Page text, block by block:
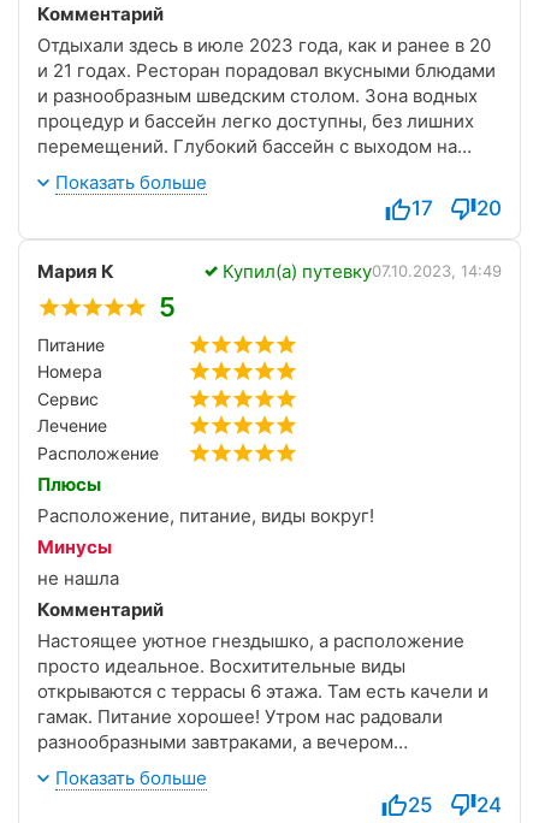
Комментарий
Отдыхали здесь в июле 2023 года, как и ранее в 20
и 21 годах. Ресторан порадовал вкусными блюдами
и разнообразным шведским столом. Зона водных
процедур и бассейн легко доступны, без лишних
перемещений. Глубокий бассейн с выходом на
террасу для загара, а также тренажерный зал на
крыше со звездным небом. Очень атмосферно)
Соотношение цены и качества полностью
оправдано.
Показать больше
17 20
Мария К Купил(а) путевку07.10.2023, 14:49
5
Питание
Номера
Сервис
Лечение
Расположение
Плюсы
Расположение, питание, виды вокруг!
Минусы
не нашла
Комментарий
Настоящее уютное гнездышко, а расположение
просто идеальное. Восхитительные виды
открываются с террасы 6 этажа. Там есть качели и
гамак. Питание хорошее! Утром нас радовали
разнообразными завтраками, а вечером
выступления музыкантов с потрясающими
голосами. Бассейн с баней — настоящее
удовольствие, с теплой и чистой водой. После
Показать больше
25 24